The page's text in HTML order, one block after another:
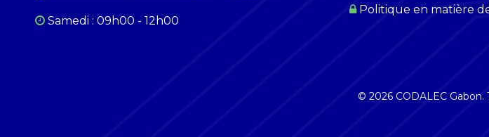
Samedi : 09h00 - 12h00
Politique en matière
© 2026 CODALEC Gabon.